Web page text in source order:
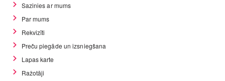
Sazinies ar mums
Par mums
Rekvizīti
Preču piegāde un izsniegšana
Lapas karte
Ražotāji